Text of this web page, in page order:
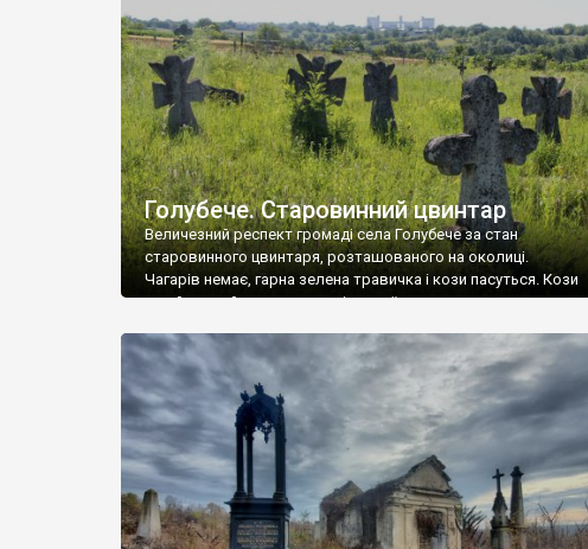
Голубече. Старовинний цвинтар
Величезний респект громаді села Голубече за стан
старовинного цвинтаря, розташованого на околиці.
Чагарів немає, гарна зелена травичка і кози пасуться. Кози
– найкращий регулятор шкідливої, для старих кладовищ,
бруньками, кози ті бруньки обгризають, бо то улюблений
делікатес. На цвинтарі у Голубечому ціла колекція
різноманітних форм хрестів. Село відносно невелике, […]